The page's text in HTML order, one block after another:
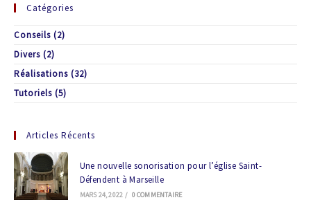
Catégories
Conseils (2)
Divers (2)
Réalisations (32)
Tutoriels (5)
Articles Récents
Une nouvelle sonorisation pour l’église Saint-
Défendent à Marseille
MARS 24, 2022 / 0 COMMENTAIRE